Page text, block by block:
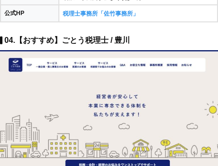
公式HP 税理士事務所「佐竹事務所」
04.【おすすめ】ごとう税理士 / 豊川